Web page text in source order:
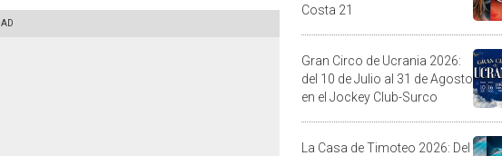
Costa 21
Gran Circo de Ucrania 2026:
del 10 de Julio al 31 de Agosto
en el Jockey Club-Surco
La Casa de Timoteo 2026: Del